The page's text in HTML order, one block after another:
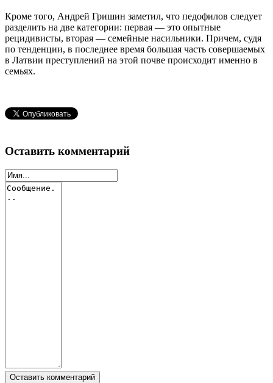
Кроме того, Андрей Гришин заметил, что педофилов следует
разделить на две категории: первая — это опытные
рецидивисты, вторая — семейные насильники. Причем, судя
по тенденции, в последнее время большая часть совершаемых
в Латвии преступлений на этой почве происходит именно в
семьях.
Оставить комментарий